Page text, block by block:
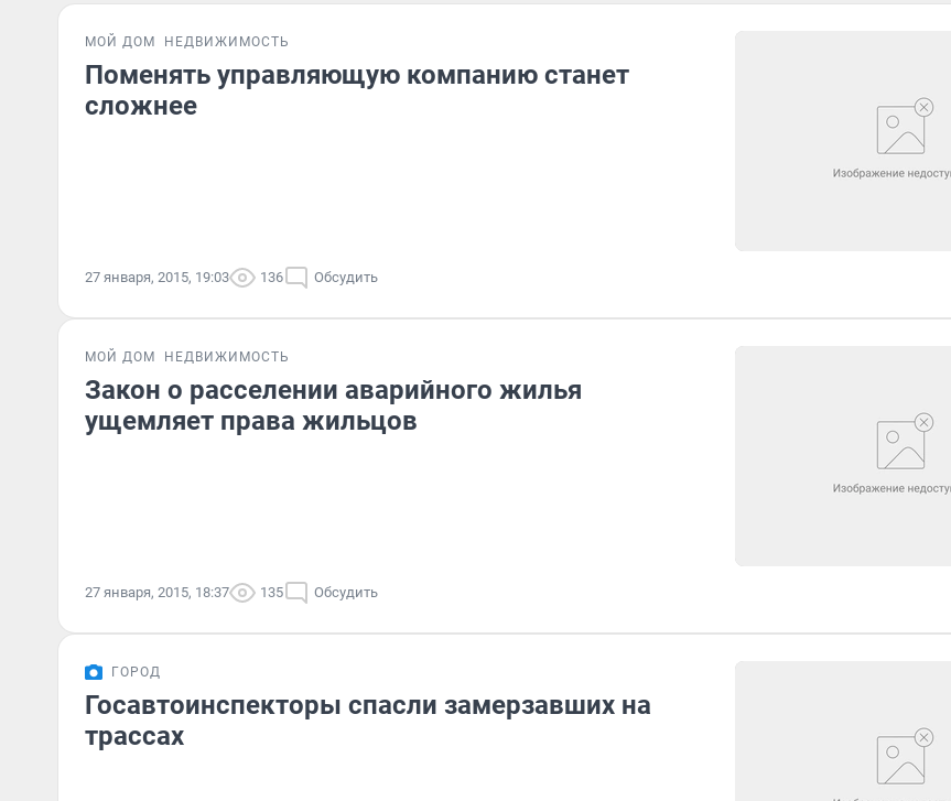
МОЙ ДОМ НЕДВИЖИМОСТЬ
Поменять управляющую компанию станет
сложнее
27 января, 2015, 19:03 136 Обсудить
МОЙ ДОМ НЕДВИЖИМОСТЬ
Закон о расселении аварийного жилья
ущемляет права жильцов
27 января, 2015, 18:37 135 Обсудить
ГОРОД
Госавтоинспекторы спасли замерзавших на
трассах